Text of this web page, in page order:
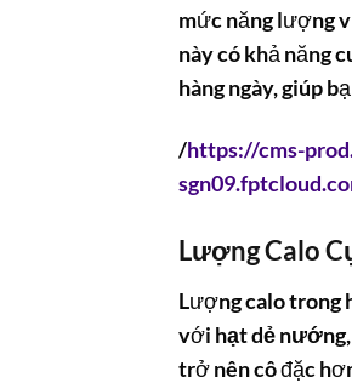
mức năng lượng
này có khả năng
hàng ngày, giúp
/https://cms-
Lượng Calo
Lượng calo trong
với hạt dẻ nướng
trở nên cô đặc